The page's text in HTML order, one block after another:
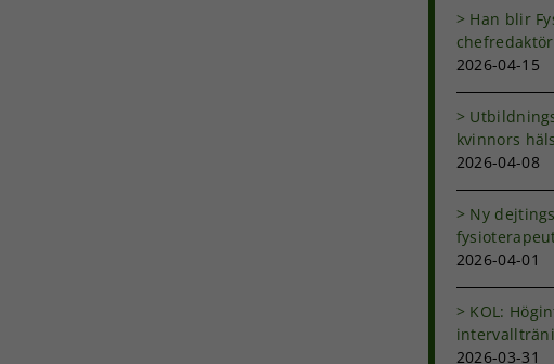
Han blir
chefredaktör
2026-04-15
kvinnors
2026-04-08
Ny
2026-04-01
KOL:
andfåddhet
2026-03-31